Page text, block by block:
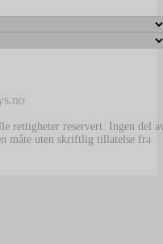
rettigheter reservert. Ingen del
måte uten skriftlig tillatelse fra